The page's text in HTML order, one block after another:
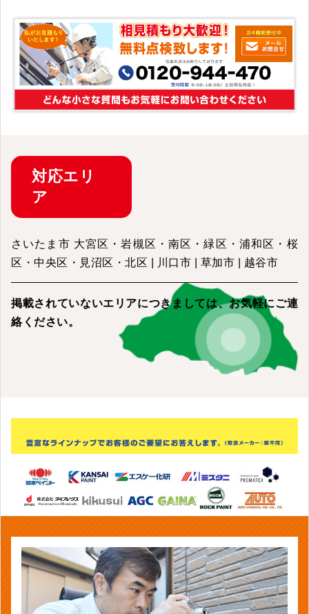
対応エリ
ア
さいたま市 大宮区・岩槻区・南区・緑区・浦和区・桜
区・中央区・見沼区・北区 | 川口市 | 草加市 | 越谷市
掲載されていないエリアにつきましては、お気軽にご連
絡ください。